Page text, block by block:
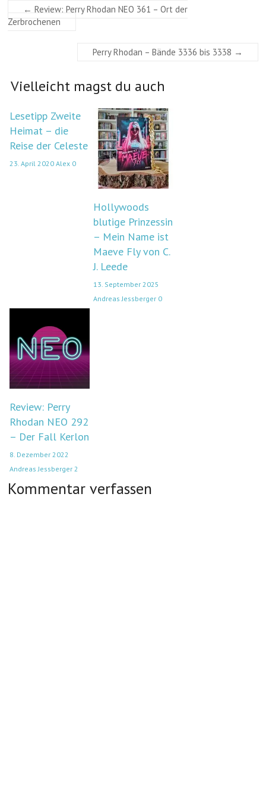
← Review: Perry Rhodan NEO 361 – Ort der
Zerbrochenen
Perry Rhodan – Bände 3336 bis 3338 →
Vielleicht magst du auch
Lesetipp Zweite
Heimat – die
Reise der Celeste
23. April 2020 Alex 0
Hollywoods
blutige Prinzessin
– Mein Name ist
Maeve Fly von C.
J. Leede
13. September 2025
Andreas Jessberger 0
Review: Perry
Rhodan NEO 292
– Der Fall Kerlon
8. Dezember 2022
Andreas Jessberger 2
Kommentar verfassen